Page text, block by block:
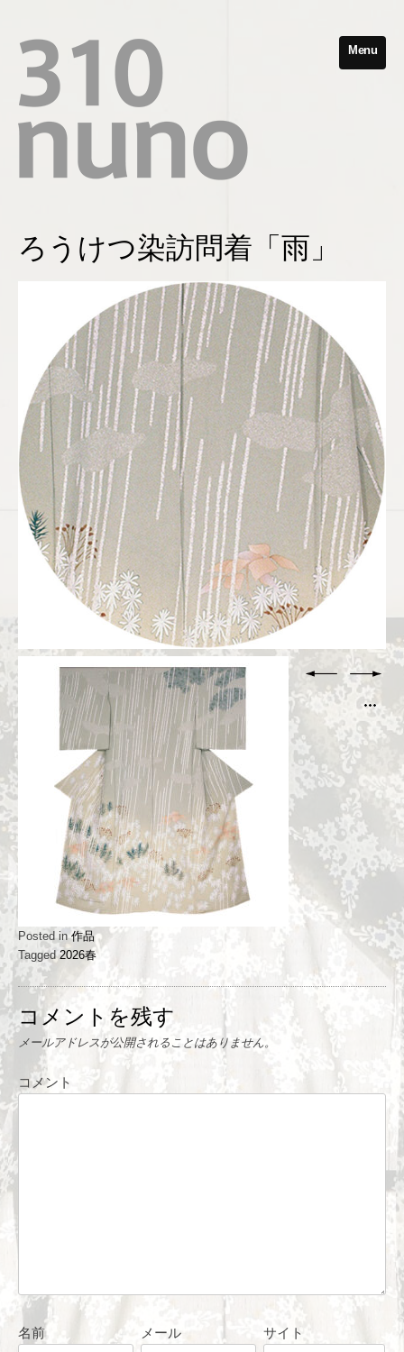
Menu
ろうけつ染訪問着「雨」
Posted in作品
Tagged2026春
コメントを残す
メールアドレスが公開されることはありません。
コメント
名前 メール サイト